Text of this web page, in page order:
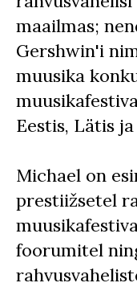
maailmas;
Gershwin'i
muusika
Eestis, Lätis ja
Michael on
prestiižsetel
foorumitel